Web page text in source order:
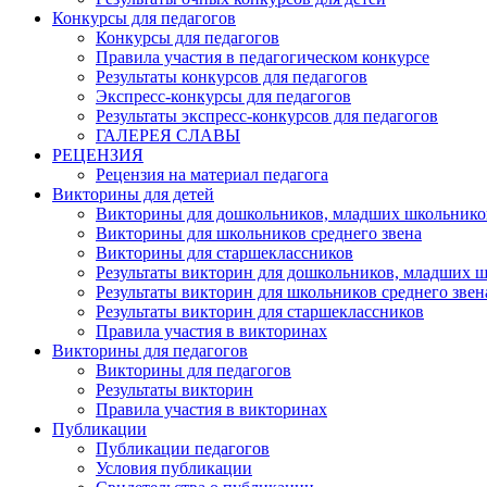
Конкурсы для педагогов
Конкурсы для педагогов
Правила участия в педагогическом конкурсе
Результаты конкурсов для педагогов
Экспресс-конкурсы для педагогов
Результаты экспресс-конкурсов для педагогов
ГАЛЕРЕЯ СЛАВЫ
РЕЦЕНЗИЯ
Рецензия на материал педагога
Викторины для детей
Викторины для дошкольников, младших
Викторины для школьников среднего звена
Викторины для старшеклассников
Результаты викторин для дошкольников, младших
Результаты викторин для школьников среднего
Результаты викторин для старшеклассников
Правила участия в викторинах
Викторины для педагогов
Викторины для педагогов
Результаты викторин
Правила участия в викторинах
Публикации
Публикации педагогов
Условия публикации